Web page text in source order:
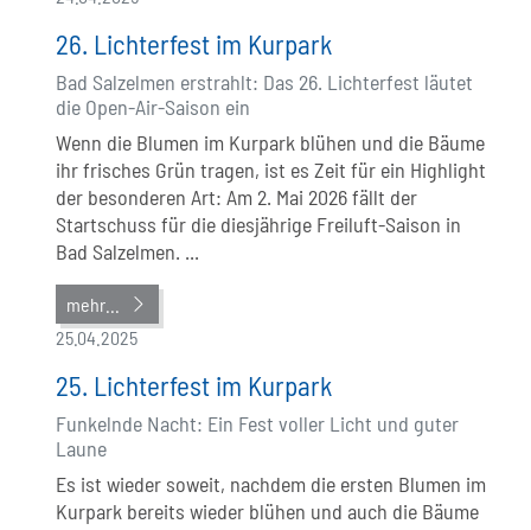
26. Lichterfest im Kurpark
Bad Salzelmen erstrahlt: Das 26. Lichterfest läutet
die Open-Air-Saison ein
Wenn die Blumen im Kurpark blühen und die Bäume
ihr frisches Grün tragen, ist es Zeit für ein Highlight
der besonderen Art: Am 2. Mai 2026 fällt der
Startschuss für die diesjährige Freiluft-Saison in
Bad Salzelmen. ...
mehr...
25.04.2025
25. Lichterfest im Kurpark
Funkelnde Nacht: Ein Fest voller Licht und guter
Laune
Es ist wieder soweit, nachdem die ersten Blumen im
Kurpark bereits wieder blühen und auch die Bäume